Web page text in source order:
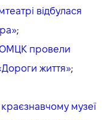
відбулася
;
провели
життя»;
музеї